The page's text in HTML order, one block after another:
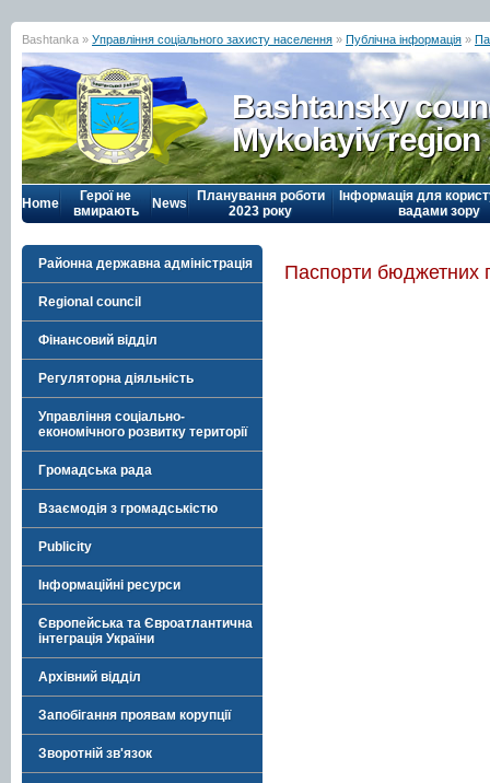
Bashtanka » Управління соціального захисту населення » Публічна інформація »
Bashtansky
Mykolayiv region
Home
Герої не
вмирають
News
Планування роботи
2023 року
Інформація для
вадами зору
Районна державна адміністрація
Regional council
Фінансовий відділ
Регуляторна діяльність
Управління соціально-
економічного розвитку території
Громадська рада
Взаємодія з громадськістю
Publicity
Інформаційні ресурси
Європейська та Євроатлантична
інтеграція України
Архівний відділ
Запобігання проявам корупції
Зворотній зв'язок
Паспорти бюджетних